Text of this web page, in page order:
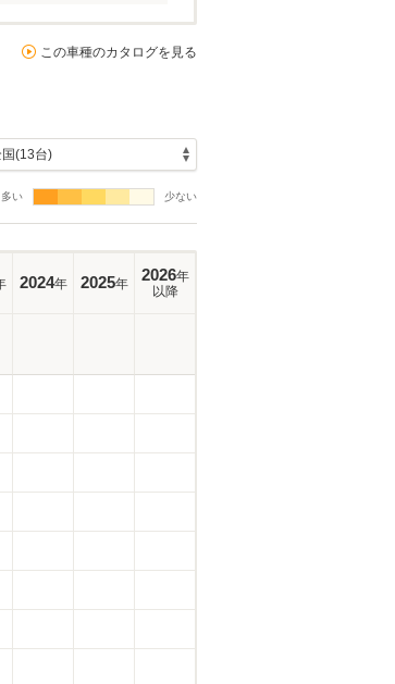
この車種のカタログを見る
多い 少ない
2024年 2025年 2026年
以降